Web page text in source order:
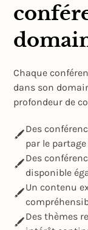
Chaque
dans son
profondeur de
Des
par le partage
Des
disponible
Un contenu
Des thèmes